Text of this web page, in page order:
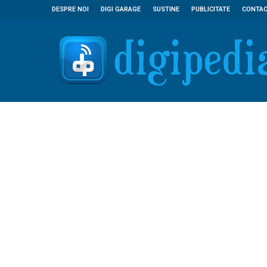
DESPRE NOI DIGI GARAGE SUSTINE PUBLICITATE